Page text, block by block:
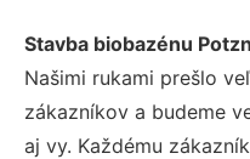
Stavba biobazénu
Našimi rukami prešlo
zákazníkov a budeme
aj vy. Každému